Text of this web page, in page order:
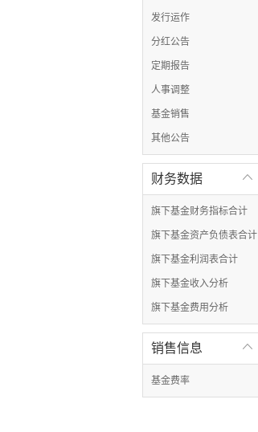
发行运作
分红公告
定期报告
人事调整
基金销售
其他公告

财务数据
旗下基金财务指标合计
旗下基金资产负债表合计
旗下基金利润表合计
旗下基金收入分析
旗下基金费用分析

销售信息
基金费率